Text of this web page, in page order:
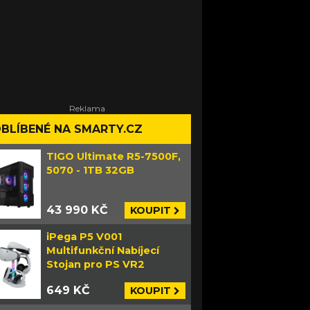
NA SMARTY.CZ
TIGO Ultimate R5-7500F,
5070 - 1TB 32GB
43 990 KČ KOUPIT
iPega P5 V001
Multifunkční Nabíjecí
Stojan pro PS VR2
649 KČ KOUPIT